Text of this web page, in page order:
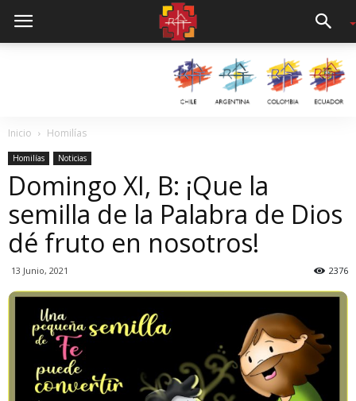
Inicio Homilías
Homilías Noticias
Domingo XI, B: ¡Que la
semilla de la Palabra de Dios
dé fruto en nosotros!
13 Junio, 2021 2376